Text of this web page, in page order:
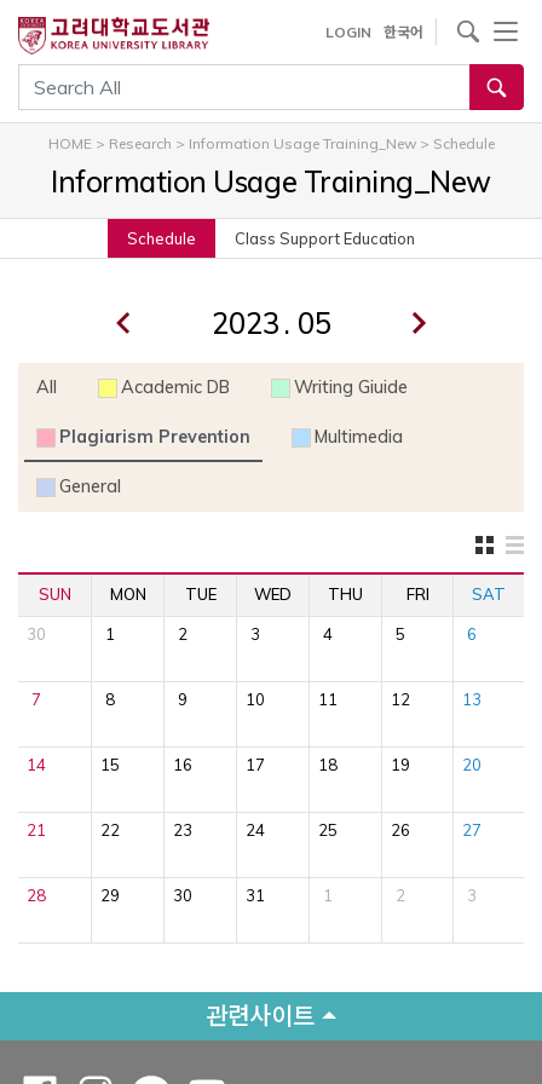
건
기
통합검색
LOGIN 한국어
사이트내 검색
HOME> Research > Information Usage Training_New> Schedule
Information Usage Training_New
Schedule Class Support Education
.
All Academic DB Writing Giuide
Plagiarism Prevention Multimedia
General
SUN MON TUE WED THU FRI SAT
30 1 2 3 4 5 6
7 8 9 10 11 12 13
14 15 16 17 18 19 20
21 22 23 24 25 26 27
28 29 30 31 1 2 3
관련사이트